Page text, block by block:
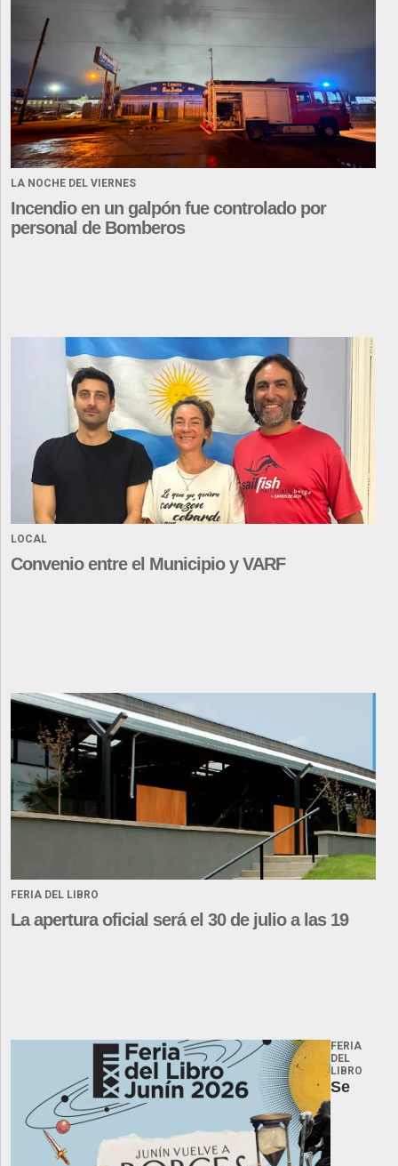
LA NOCHE DEL VIERNES
Incendio en un galpón fue controlado por
personal de Bomberos
LOCAL
Convenio entre el Municipio y VARF
FERIA DEL LIBRO
La apertura oficial será el 30 de julio a las 19
FERIA
DEL
LIBRO
Se